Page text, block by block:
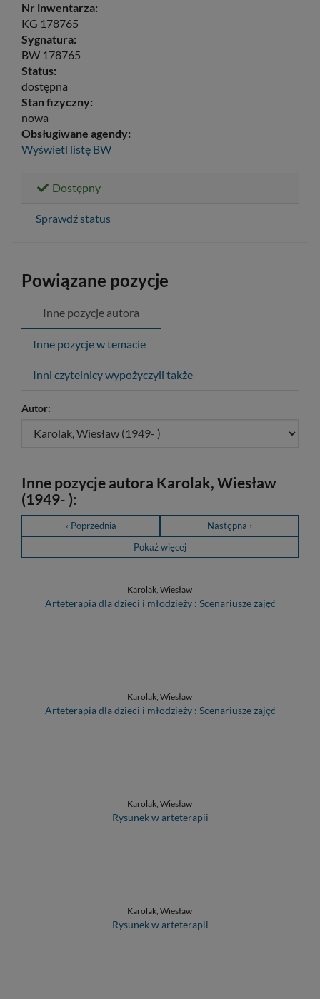
Nr inwentarza:
KG 178765
Sygnatura:
BW 178765
Status:
dostępna
Stan fizyczny:
nowa
Obsługiwane agendy:
Wyświetl listę BW
Dostępny
Sprawdź status
Powiązane pozycje
Inne pozycje autora
Inne pozycje w temacie
Inni czytelnicy wypożyczyli także
Autor:
Inne pozycje autora Karolak, Wiesław
(1949- ):
‹ Poprzednia
Następna ›
Pokaż więcej
Karolak, Wiesław
Arteterapia dla dzieci i młodzieży : Scenariusze zajęć
Karolak, Wiesław
Arteterapia dla dzieci i młodzieży : Scenariusze zajęć
Karolak, Wiesław
Rysunek w arteterapii
Karolak, Wiesław
Rysunek w arteterapii